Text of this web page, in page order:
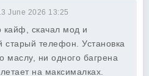
June 2026 13:25
кайф, скачал мод и
старый телефон. Установка
маслу, ни одного багрена
на максималках.